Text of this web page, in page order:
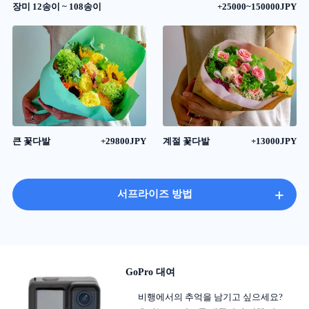
장미 12송이 ~ 108송이 +25000~150000JPY
큰 꽃다발 +29800JPY 계절 꽃다발 +13000JPY
서프라이즈 방법 +
GoPro 대여
비행에서의 추억을 남기고 싶으세요?